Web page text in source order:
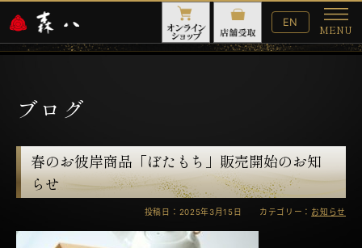
English
Website
EN
MENU
メ
ニ
ブログ
春のお彼岸商品「ぼたもち」販売開始のお知
らせ
投稿日：2025年3月15日 カテゴリー： お知らせ